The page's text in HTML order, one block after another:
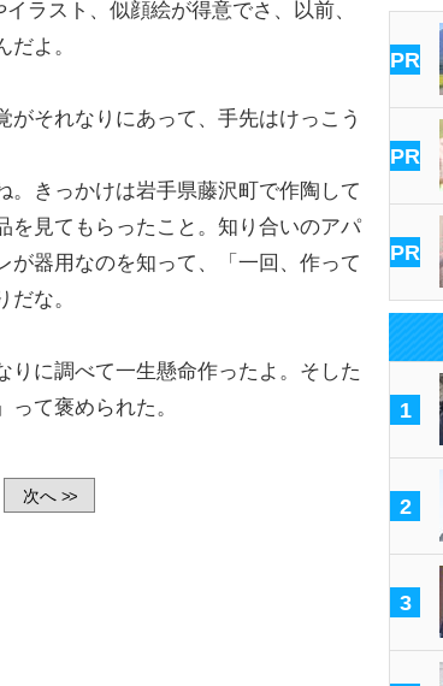
イラスト、似顔絵が得意でさ、以前、
よ。
それなりにあって、手先はけっこう
きっかけは岩手県藤沢町で作陶して
を見てもらったこと。知り合いのアパ
が器用なのを知って、「一回、作って
な。
に調べて一生懸命作ったよ。そした
て褒められた。
次へ >>
PR
PR
PR
1
2
3